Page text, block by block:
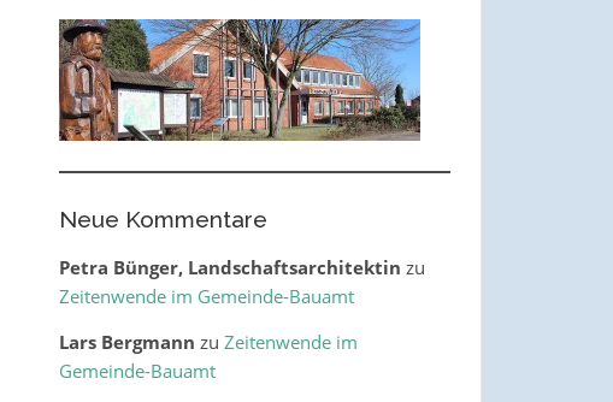
Neue Kommentare
Petra Bünger, Landschaftsarchitektin zu
Zeitenwende im Gemeinde-Bauamt
Lars Bergmann zu Zeitenwende im
Gemeinde-Bauamt